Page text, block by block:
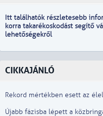
Itt találhatók részletesebb
korra takarékoskodást segítő
lehetőségekről
CIKKAJÁNLÓ
Rekord mértékben esett az
Újabb fázisba lépett a